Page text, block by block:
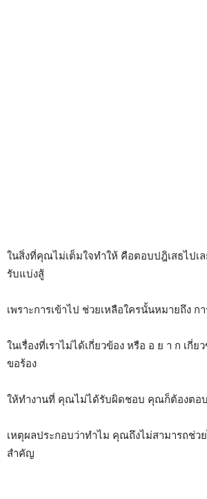
ในสิ่งที่คุณไม่เต็มใจทำให้ คือตอบปฎิเสธไปเ
รับแบ่งสู้
เพราะการเข้าไป ช่วยเหลือใครนั้นหมายถึง ก
ในเรื่องที่เราไม่ได้เกี่ยวข้อง หรือ อ ย า ก เกี่ย
ขอร้อง
ให้ทำงานที่ คุณไม่ได้รับผิดชอบ คุณก็ต้องตอ
เหตุผลประกอบว่าทำไม คุณถึงไม่สามารถช่วย
สำคัญ